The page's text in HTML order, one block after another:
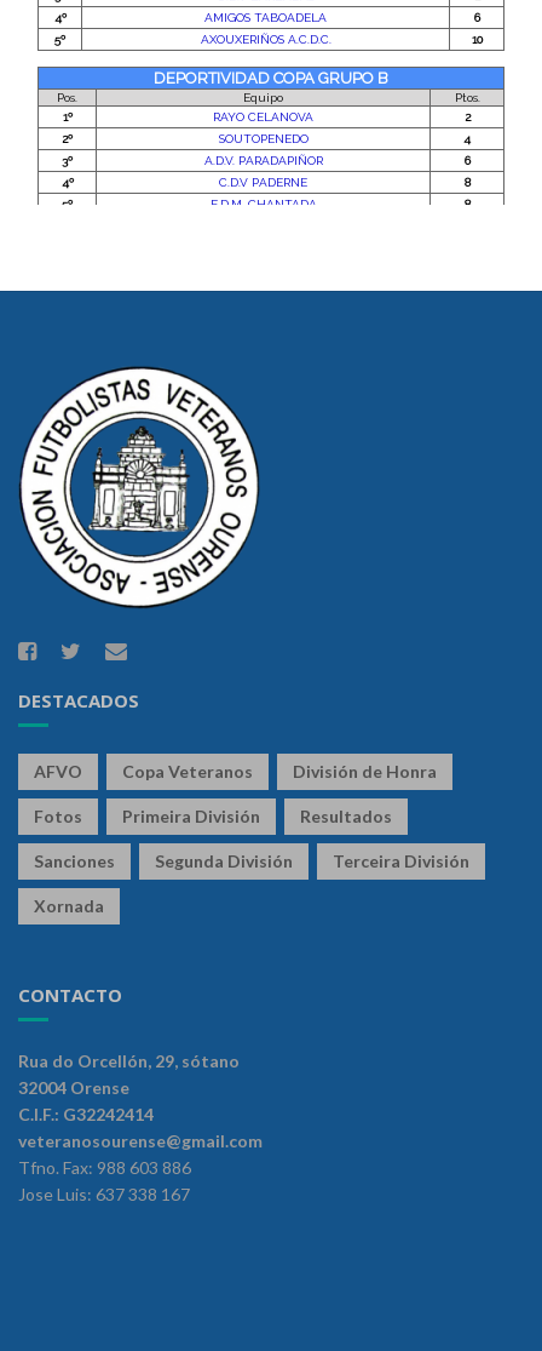
DESTACADOS
AFVO Copa Veteranos División de Honra
Fotos Primeira División Resultados
Sanciones Segunda División Terceira División
Xornada
CONTACTO
Rua do Orcellón, 29, sótano
32004 Orense
C.I.F.: G32242414
veteranosourense@gmail.com
Tfno. Fax: 988 603 886
Jose Luis: 637 338 167